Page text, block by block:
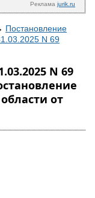
Реклама jurik.ru
Постановление
N 69
N 69
от